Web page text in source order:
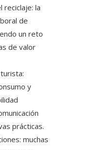
reciclaje: la
de
un reto
de valor
y
prácticas.
muchas